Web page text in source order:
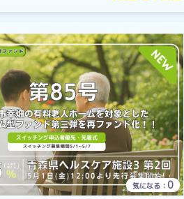
気になる： 0